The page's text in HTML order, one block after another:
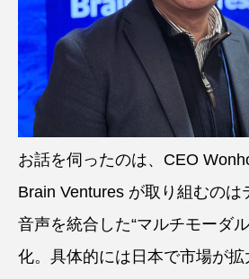
お話を伺ったのは、CEO
Brain Ventures が取り組むのは
音声を統合した“マルチモーダ
化。具体的には日本で市場が拡